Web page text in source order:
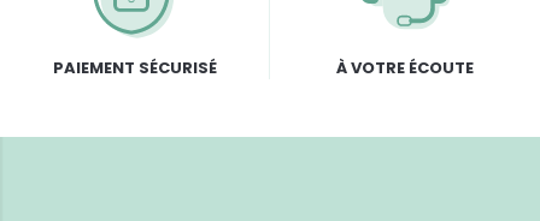
PAIEMENT SÉCURISÉ À VOTRE ÉCOUTE